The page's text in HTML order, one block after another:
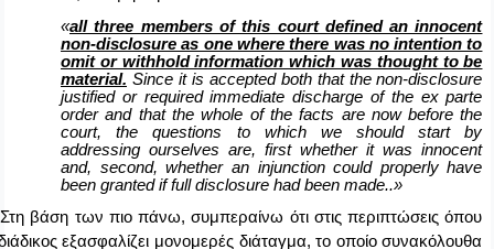
«all three members of this court defined an innocent
non-disclosure as one where there was no intention to
omit or withhold information which was thought to be
material. Since it is accepted both that the non-disclosure
justified or required immediate discharge of the ex parte
order and that the whole of the facts are now before the
court, the questions to which we should start by
addressing ourselves are, first whether it was innocent
and, second, whether an injunction could properly have
been granted if full disclosure had been made..»
Στη βάση των πιο πάνω, συμπεραίνω ότι στις περιπτώσεις όπου
εξασφαλίζει μονομερές διάταγμα, το οποίο συνακόλουθα